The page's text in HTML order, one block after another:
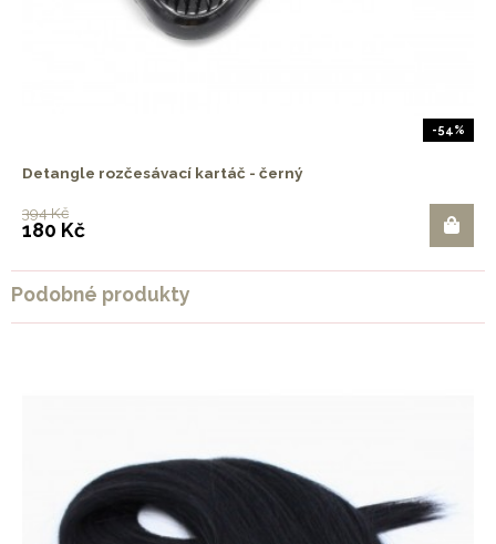
-54%
Detangle rozčesávací kartáč - černý
394 Kč
180 Kč
Podobné produkty